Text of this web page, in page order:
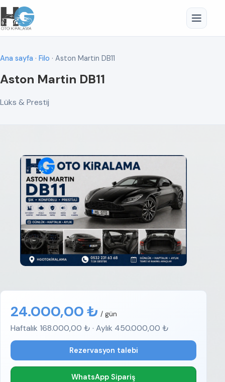
Ana sayfa · Filo · Aston Martin DB11
Aston Martin DB11
Lüks & Prestij
24.000,00 ₺ / gün
Haftalık 168.000,00 ₺ · Aylık 450.000,00 ₺
Rezervasyon talebi
WhatsApp Sipariş